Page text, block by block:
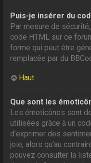
Puis-je insérer du
Par mesure de
code HTML sur ce
forme qui peut être
remplacée par du
Haut
Que sont les
Les émoticônes sont
utilisées grâce à un
d’exprimer des
joie, alors qu’au
pouvez consulter la